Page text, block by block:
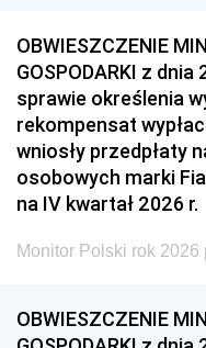
OBWIESZCZENIE
GOSPODARKI z
sprawie określenia
rekompensat
wniosły przedpłaty
osobowych marki
na IV kwartał 2026 r.
Monitor Polski rok 2026
OBWIESZCZENIE